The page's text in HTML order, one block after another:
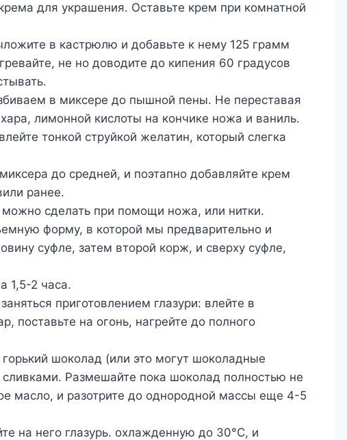
для украшения. Оставьте крем при комнатной
в кастрюлю и добавьте к нему 125 грамм
не но доводите до кипения 60 градусов
в миксере до пышной пены. Не переставая
лимонной кислоты на кончике ножа и ваниль.
тонкой струйкой желатин, который слегка
до средней, и поэтапно добавляйте крем
ранее.
сделать при помощи ножа, или нитки.
форму, в которой мы предварительно и
суфле, затем второй корж, и сверху суфле,
1,5-2 часа.
приготовлением глазури: влейте в
поставьте на огонь, нагрейте до полного
шоколад (или это могут шоколадные
сливками. Размешайте пока шоколад полностью не
масло, и разотрите до однородной массы еще 4-5
на него глазурь. охлажденную до 30°С, и